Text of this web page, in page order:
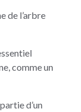
de l’arbre
comme un
d’un